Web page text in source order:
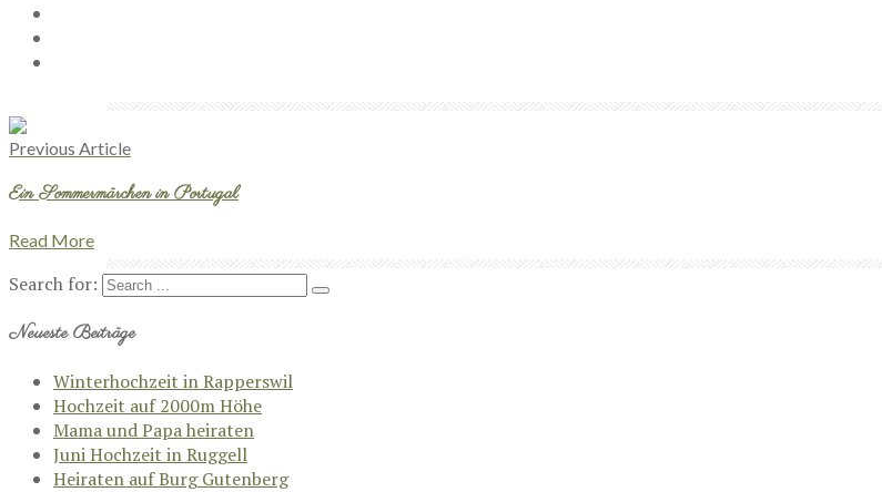
Previous Article
Ein Sommermärchen in Portugal
Read More
Search for:
Neueste Beiträge
Winterhochzeit in Rapperswil
Hochzeit auf 2000m Höhe
Mama und Papa heiraten
Juni Hochzeit in Ruggell
Heiraten auf Burg Gutenberg